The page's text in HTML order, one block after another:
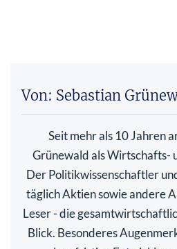
Von: Sebastian
Seit mehr als 10 Jahren
Grünewald als Wirtschafts-
Der Politikwissenschaftler
täglich Aktien sowie andere
Leser - die
Blick. Besonderes